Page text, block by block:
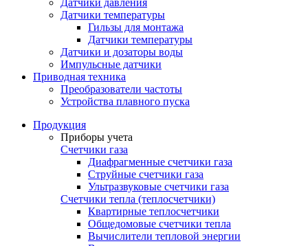
Датчики давления
Датчики температуры
Гильзы для монтажа
Датчики температуры
Датчики и дозаторы воды
Импульсные датчики
Приводная техника
Преобразователи частоты
Устройства плавного пуска
Продукция
Приборы учета
Счетчики газа
Диафрагменные счетчики газа
Струйные счетчики газа
Ультразвуковые счетчики газа
Счетчики тепла (теплосчетчики)
Квартирные теплосчетчики
Общедомовые счетчики тепла
Вычислители тепловой энергии